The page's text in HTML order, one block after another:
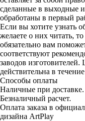
сделанные в выходные
обработаны в первый
Если вы хотите узнать
желаете о них читать,
обязательно вам
соответствуют
заводов
действительна в
Способы оплаты
Наличные при доставке.
Безналичный расчет.
Оплата заказа в
дизайна ArtPlay